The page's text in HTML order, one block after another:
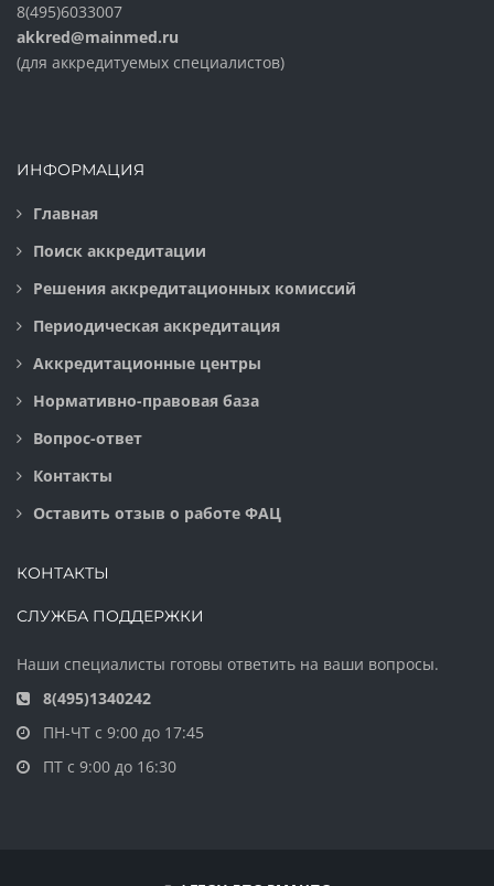
8(495)6033007
akkred@mainmed.ru
(для аккредитуемых специалистов)
ИНФОРМАЦИЯ
Главная
Поиск аккредитации
Решения аккредитационных комиссий
Периодическая аккредитация
Аккредитационные центры
Нормативно-правовая база
Вопрос-ответ
Контакты
Оставить отзыв о работе ФАЦ
КОНТАКТЫ
СЛУЖБА ПОДДЕРЖКИ
Наши специалисты готовы ответить на ваши вопросы.
8(495)1340242
ПН-ЧТ с 9:00 до 17:45
ПТ с 9:00 до 16:30